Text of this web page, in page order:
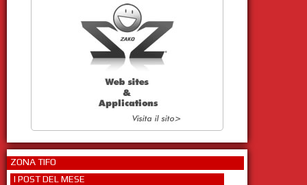
ZONA TIFO
I POST DEL MESE